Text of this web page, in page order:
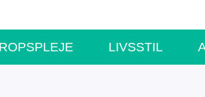
LIVSSTIL